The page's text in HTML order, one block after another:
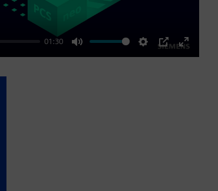
01:30
Mute Settings
PIP
Enter